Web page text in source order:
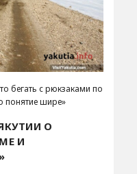
бегать с рюкзаками по
понятие шире»
О
И